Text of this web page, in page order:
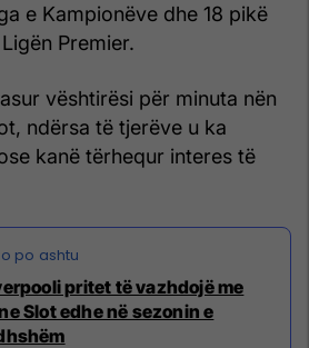
e Kampionëve dhe 18 pikë
Premier.
vështirësi për minuta nën
ndërsa të tjerëve u ka
kanë tërhequr interes të
pritet të vazhdojë me
Slot edhe në sezonin e